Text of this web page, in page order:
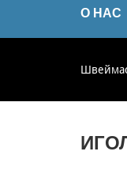
О НАС